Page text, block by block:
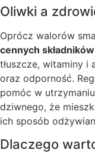
Oliwki a
Oprócz walorów
cennych
tłuszcze, witaminy i
oraz odporność.
pomóc w
dziwnego, że
ich sposób
Dlaczego